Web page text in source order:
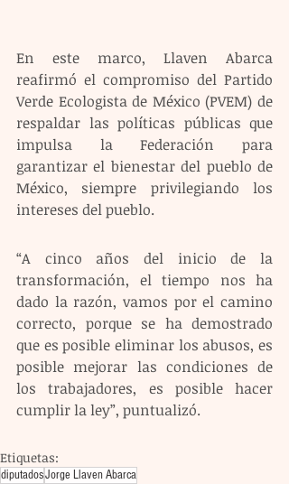
En este marco, Llaven Abarca
reafirmó el compromiso del Partido
Verde Ecologista de México (PVEM) de
respaldar las políticas públicas que
impulsa la Federación para
garantizar el bienestar del pueblo de
México, siempre privilegiando los
intereses del pueblo.
“A cinco años del inicio de la
transformación, el tiempo nos ha
dado la razón, vamos por el camino
correcto, porque se ha demostrado
que es posible eliminar los abusos, es
posible mejorar las condiciones de
los trabajadores, es posible hacer
cumplir la ley”, puntualizó.
Etiquetas:
diputadosJorge Llaven Abarca